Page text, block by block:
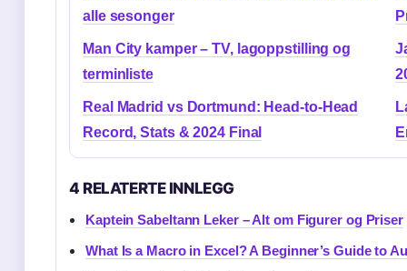
alle sesonger
Man City kamper – TV, lagoppstilling og
terminliste
Real Madrid vs Dortmund: Head-to-Head
Record, Stats & 2024 Final
4 RELATERTE INNLEGG
Kaptein Sabeltann Leker – Alt om Figurer og Priser
What Is a Macro in Excel? A Beginner’s Guide to